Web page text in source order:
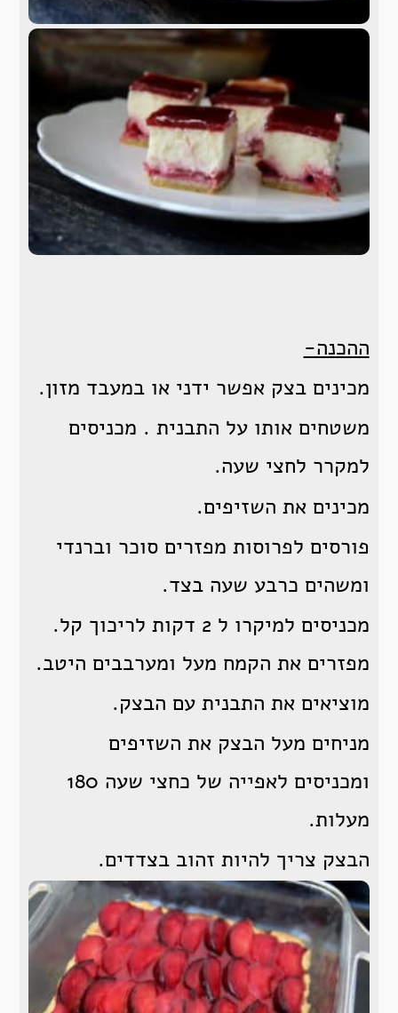
ההכנה-
מכינים בצק אפשר ידני או במעבד מזון.
משטחים אותו על התבנית . מכניסים
למקרר לחצי שעה.
מכינים את השזיפים.
פורסים לפרוסות מפזרים סוכר וברנדי
ומשהים כרבע שעה בצד.
מכניסים למיקרו ל 2 דקות לריכוך קל.
מפזרים את הקמח מעל ומערבבים היטב.
מוציאים את התבנית עם הבצק.
מניחים מעל הבצק את השזיפים
ומכניסים לאפייה של כחצי שעה 180
מעלות.
הבצק צריך להיות זהוב בצדדים.